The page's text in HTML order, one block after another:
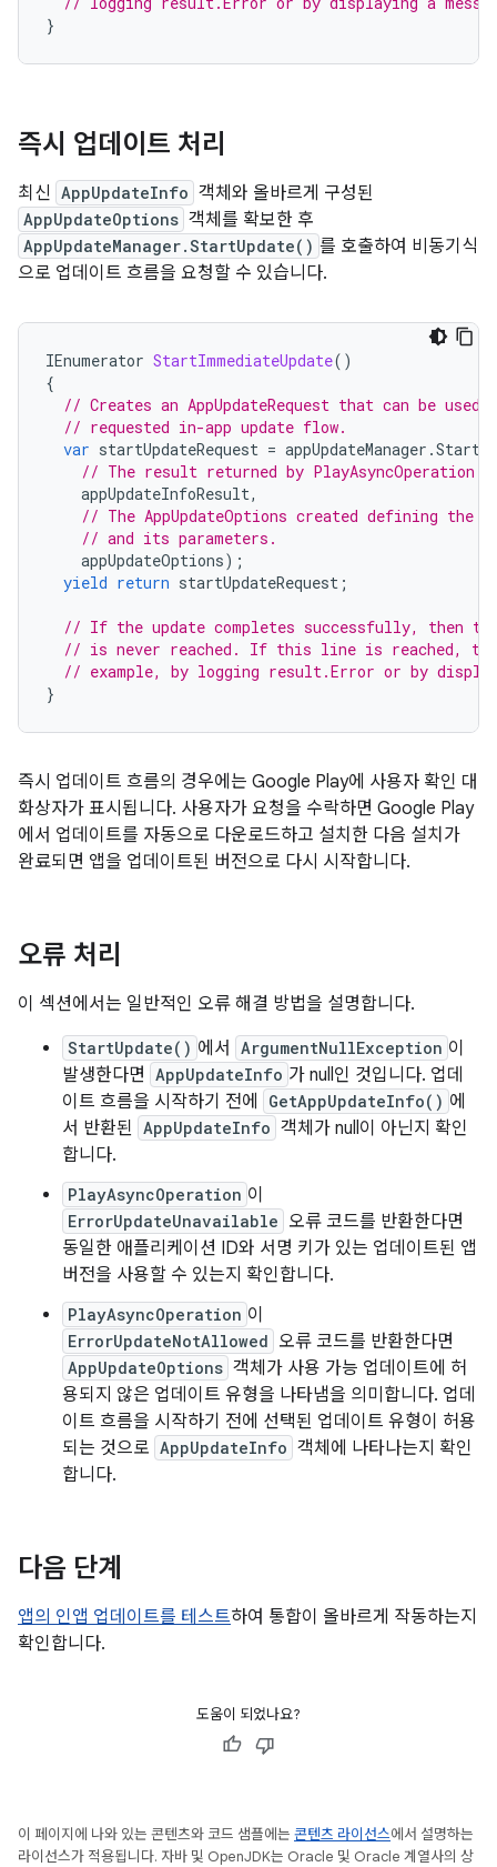
}
즉시 업데이트 처리
최신 AppUpdateInfo 객체와 올바르게 구성된
AppUpdateOptions 객체를 확보한 후
AppUpdateManager.StartUpdate() 를 호출하여 비동기식
으로 업데이트 흐름을 요청할 수 있습니다.
IEnumerator StartImmediateUpdate()
{
// Creates an AppUpdateRequest that can be
// requested in-app update flow.
var startUpdateRequest = appUpdateManager .
// The result returned by
appUpdateInfoResult,
// The AppUpdateOptions created defining the
// and its parameters.
appUpdateOptions);
yield return startUpdateRequest ;
// If the update completes successfully, then
// is never reached. If this line is reached,
// example, by logging result.Error or by
}
즉시 업데이트 흐름의 경우에는 Google Play에 사용자 확인 대
화상자가 표시됩니다. 사용자가 요청을 수락하면 Google Play
에서 업데이트를 자동으로 다운로드하고 설치한 다음 설치가
완료되면 앱을 업데이트된 버전으로 다시 시작합니다.
오류 처리
이 섹션에서는 일반적인 오류 해결 방법을 설명합니다.
StartUpdate() 에서 ArgumentNullException 이
발생한다면 AppUpdateInfo 가 null인 것입니다. 업데
이트 흐름을 시작하기 전에
GetAppUpdateInfo() 에
서 반환된 AppUpdateInfo 객체가 null이 아닌지 확인
합니다.
PlayAsyncOperation 이
ErrorUpdateUnavailable 오류 코드를 반환한다면
동일한 애플리케이션 ID와 서명 키가 있는 업데이트된 앱
버전을 사용할 수 있는지 확인합니다.
PlayAsyncOperation 이
ErrorUpdateNotAllowed 오류 코드를 반환한다면
AppUpdateOptions 객체가 사용 가능 업데이트에 허
용되지 않은 업데이트 유형을 나타냄을 의미합니다. 업데
이트 흐름을 시작하기 전에 선택된 업데이트 유형이 허용
되는 것으로 AppUpdateInfo 객체에 나타나는지 확인
합니다.
다음 단계
앱의 인앱 업데이트를 테스트하여 통합이 올바르게 작동하는지
확인합니다.
도움이 되었나요?
이 페이지에 나와 있는 콘텐츠와 코드 샘플에는 콘텐츠 라이선스에서 설명하는
라이선스가 적용됩니다. 자바 및 OpenJDK는 Oracle 및 Oracle 계열사의 상